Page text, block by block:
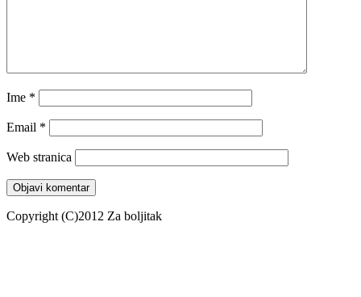
Ime *
Email *
Web stranica
Copyright (C)2012 Za boljitak